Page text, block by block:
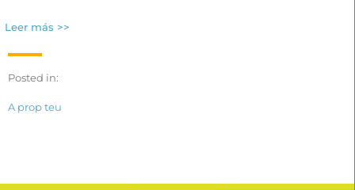
Leer más >>
Posted in:
A prop teu